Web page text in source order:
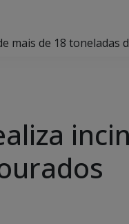
mais de 18 toneladas